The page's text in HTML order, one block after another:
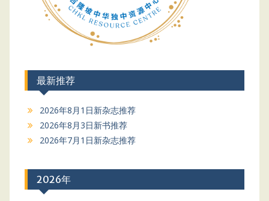
最新推荐
2026年8月1日新杂志推荐
2026年8月3日新书推荐
2026年7月1日新杂志推荐
2026年